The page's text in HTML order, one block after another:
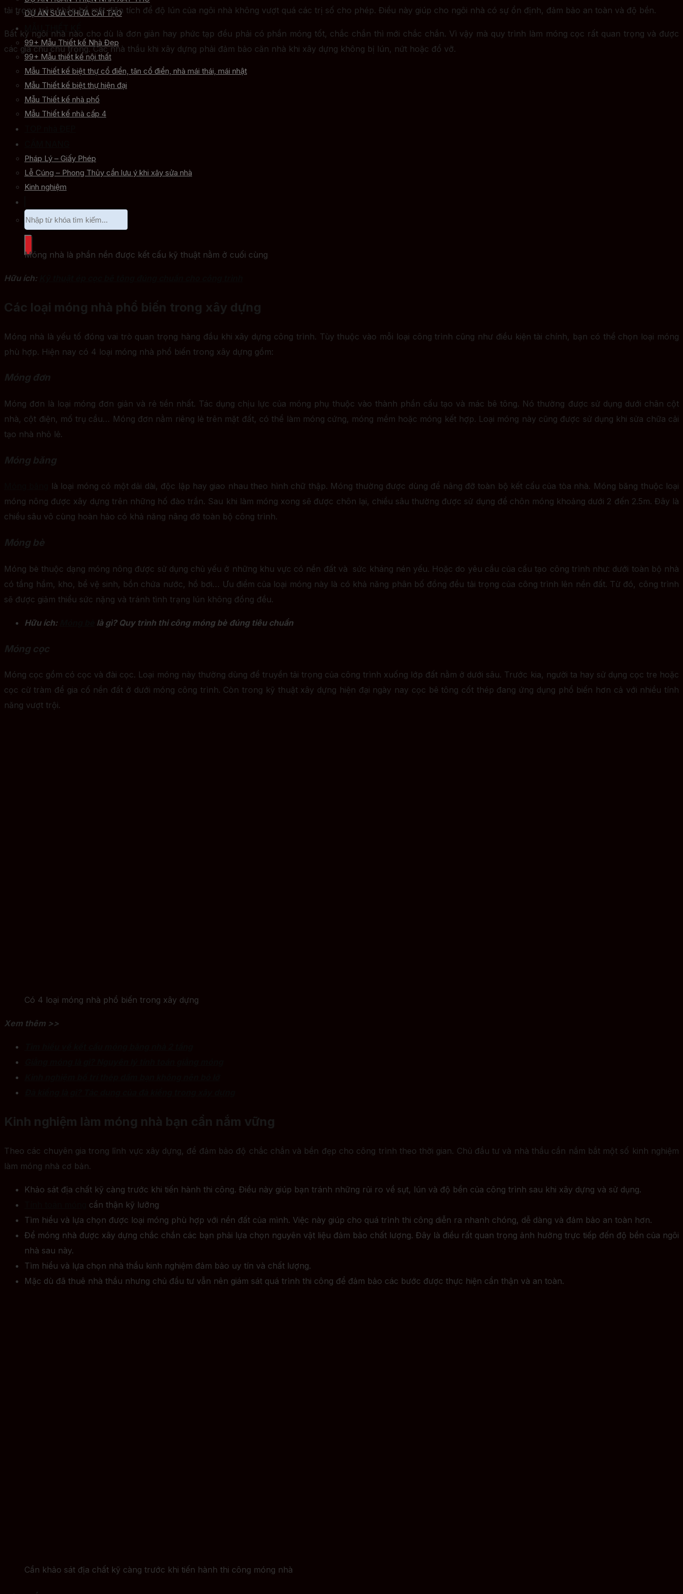
DỰ ÁN SỬA CHỮA CẢI TẠO
MẪU THIẾT KẾ
99+ Mẫu Thiết kế Nhà Đẹp
99+ Mẫu thiết kế nội thất
Mẫu Thiết kế biệt thự cổ điển, tân cổ điển, nhà mái thái, mái nhật
Mẫu Thiết kế biệt thự hiện đại
Mẫu Thiết kế nhà phố
Mẫu Thiết kế nhà cấp 4
Pháp Lý – Giấy Phép
Lễ Cúng – Phong Thủy cần lưu ý khi xây sửa nhà
Kinh nghiệm
tải trọng trên khắp bề mặt diện tích để độ lún của ngôi nhà không vượt quá các trị số cho phép. Điều này giúp cho ngôi nhà có sự ổn định, đảm bảo an toàn và độ bền.
Bất kỳ ngôi nhà nào cho dù là đơn giản hay phức tạp đều phải có phần móng tốt, chắc chắn thì mới chắc chắn. Vì vậy mà quy trình làm móng cọc rất quan trọng và được
các gia chủ chú trọng. Các nhà thầu khi xây dựng phải đảm bảo căn nhà khi xây dựng không bị lún, nứt hoặc đổ vỡ.
Móng nhà là phần nền được kết cấu kỹ thuật nằm ở cuối cùng
Hữu ích:
Các loại móng nhà phổ biến trong xây dựng
Móng nhà là yếu tố đóng vai trò quan trọng hàng đầu khi xây dựng công trình. Tùy thuộc vào mỗi loại công trình cũng như điều kiện tài chính, bạn có thể chọn loại móng
phù hợp. Hiện nay có 4 loại móng nhà phổ biến trong xây dựng gồm:
Móng đơn
Móng đơn là loại móng đơn giản và rẻ tiền nhất. Tác dụng chịu lực của móng phụ thuộc vào thành phần cấu tạo và mác bê tông. Nó thường được sử dụng dưới chân cột
nhà, cột điện, mố trụ cầu… Móng đơn nằm riêng lẻ trên mặt đất, có thể làm móng cứng, móng mềm hoặc móng kết hợp. Loại móng này cũng được sử dụng khi sửa chữa cải
tạo nhà nhỏ lẻ.
Móng băng
là loại móng có một dải dài, độc lập hay giao nhau theo hình chữ thập. Móng thường được dùng để nâng đỡ toàn bộ kết cấu của tòa nhà. Móng băng thuộc loại
móng nông được xây dựng trên những hố đào trần. Sau khi làm móng xong sẽ được chôn lại, chiều sâu thường được sử dụng để chôn móng khoảng dưới 2 đến 2.5m. Đây là
chiều sâu vô cùng hoàn hảo có khả năng nâng đỡ toàn bộ công trình.
Móng bè
Móng bè thuộc dạng móng nông được sử dụng chủ yếu ở những khu vực có nền đất và sức kháng nén yếu. Hoặc do yêu cầu của cấu tạo công trình như: dưới toàn bộ nhà
có tầng hầm, kho, bể vệ sinh, bồn chứa nước, hồ bơi… Ưu điểm của loại móng này là có khả năng phân bố đồng đều tải trọng của công trình lên nền đất. Từ đó, công trình
sẽ được giảm thiểu sức nặng và tránh tình trạng lún không đồng đều.
Hữu ích: là gì? Quy trình thi công móng bè đúng tiêu chuẩn
Móng cọc
Móng cọc gồm có cọc và đài cọc. Loại móng này thường dùng để truyền tải trọng của công trình xuống lớp đất nằm ở dưới sâu. Trước kia, người ta hay sử dụng cọc tre hoặc
cọc cừ tràm để gia cố nền đất ở dưới móng công trình. Còn trong kỹ thuật xây dựng hiện đại ngày nay cọc bê tông cốt thép đang ứng dụng phổ biến hơn cả với nhiều tính
năng vượt trội.
Có 4 loại móng nhà phổ biến trong xây dựng
Xem thêm >>
Kinh nghiệm làm móng nhà bạn cần nắm vững
Theo các chuyên gia trong lĩnh vực xây dựng, để đảm bảo độ chắc chắn và bền đẹp cho công trình theo thời gian. Chủ đầu tư và nhà thầu cần nắm bắt một số kinh nghiệm
làm móng nhà cơ bản.
Khảo sát địa chất kỹ càng trước khi tiến hành thi công. Điều này giúp bạn tránh những rủi ro về sụt, lún và độ bền của công trình sau khi xây dựng và sử dụng.
cẩn thận kỹ lưỡng
Tìm hiểu và lựa chọn được loại móng phù hợp với nền đất của mình. Việc này giúp cho quá trình thi công diễn ra nhanh chóng, dễ dàng và đảm bảo an toàn hơn.
Để móng nhà được xây dựng chắc chắn các bạn phải lựa chọn nguyên vật liệu đảm bảo chất lượng. Đây là điều rất quan trọng ảnh hưởng trực tiếp đến độ bền của ngôi
nhà sau này.
Tìm hiểu và lựa chọn nhà thầu kinh nghiệm đảm bảo uy tín và chất lượng.
Mặc dù đã thuê nhà thầu nhưng chủ đầu tư vẫn nên giám sát quá trình thi công để đảm bảo các bước được thực hiện cẩn thận và an toàn.
Cần khảo sát địa chất kỹ càng trước khi tiến hành thi công móng nhà